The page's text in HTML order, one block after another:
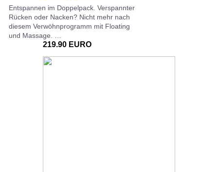
Entspannen im Doppelpack. Verspannter
Rücken oder Nacken? Nicht mehr nach
diesem Verwöhnprogramm mit Floating
und Massage. …
219.90 EURO